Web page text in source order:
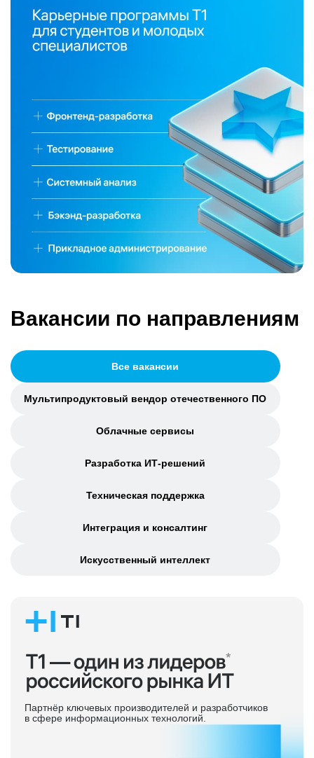
Вакансии по направлениям
Все вакансии
Мультипродуктовый вендор отечественного ПО
Облачные сервисы
Разработка ИТ‑решений
Техническая поддержка
Интеграция и консалтинг
Искусственный интеллект
Партнёр ключевых производителей и разработчиков
в сфере информационных технологий.